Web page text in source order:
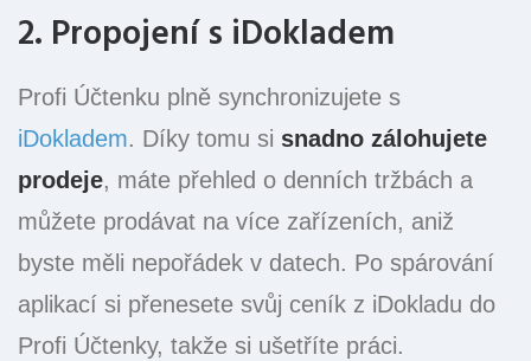
2. Propojení s iDokladem
Profi Účtenku plně synchronizujete s
iDokladem. Díky tomu si snadno zálohujete
prodeje, máte přehled o denních tržbách a
můžete prodávat na více zařízeních, aniž
byste měli nepořádek v datech. Po spárování
aplikací si přenesete svůj ceník z iDokladu do
Profi Účtenky, takže si ušetříte práci.